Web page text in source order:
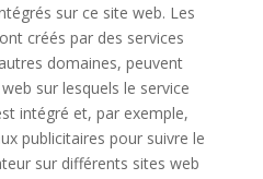
sur ce site web. Les
créés par des services
domaines, peuvent
sur lesquels le service
intégré et, par exemple,
publicitaires pour suivre le
sur différents sites web